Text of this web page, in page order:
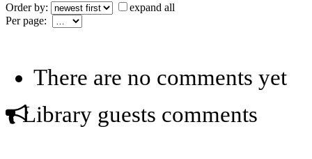
Order by:
expand all
Per page:
There are no comments yet
Library guests comments